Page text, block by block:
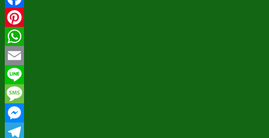
Facebook
Pinterest
WhatsApp
Email
Line
Message
Messenger